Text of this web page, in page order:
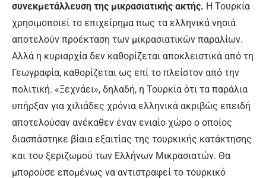
συνεκμετάλλευση της μικρασιατικής ακτής. Η Τουρκία
χρησιμοποιεί το επιχείρημα πως τα ελληνικά νησιά
αποτελούν προέκταση των μικρασιατικών παραλίων.
Αλλά η κυριαρχία δεν καθορίζεται αποκλειστικά από τη
Γεωγραφία, καθορίζεται ως επί το πλείστον από την
πολιτική. «Ξεχνάει», δηλαδή, η Τουρκία ότι τα παράλια
υπήρξαν για χιλιάδες χρόνια ελληνικά ακριβώς επειδή
αποτελούσαν ανέκαθεν έναν ενιαίο χώρο ο οποίος
διασπάστηκε βίαια εξαιτίας της τουρκικής κατάκτησης
και του ξεριζωμού των Ελλήνων Μικρασιατών. Θα
μπορούσε επομένως να αντιστραφεί το τουρκικό